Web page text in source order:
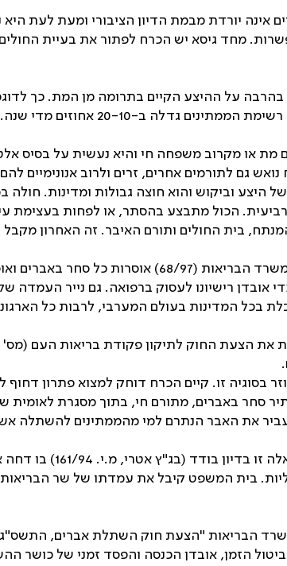
אינה יורדת מבמת הדיון הציבורי ומעת לעת
מחד גיסא יש הכרח לפתור את בעיית
או מקרוב משפחה חי והיא נעשית על בסיס
גם לתורמים אחרים, זרים ולרוב אנונימיים
היצע וביקוש והוא חוצה גבולות ומדינות.
הכול מתבצע בהסתר, או לפחות בעצימת
בית החולים ותורם האיבר. זה האחרון
הוראות ראש מינהל הרפואה במשרד
בכל המדינות בעולם המערבי, לרבות כל
בסוגיה זו. קיים הכרח דוחק למצוא פתרון
סחר באברים, מתורם חי, בתוך מסגרת לאומית
את האבר הנתרם למי מהממתינים להשתלה
בית המשפט
בית המשפט קיבל את עמדתו של שר
הזמן, אובדן הכנסה והפסד זמני של כושר